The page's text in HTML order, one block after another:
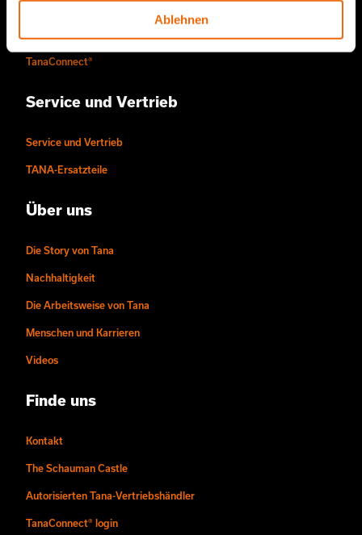
Ablehnen
TanaConnect®
Service und Vertrieb
Service und Vertrieb
TANA-Ersatzteile
Über uns
Die Story von Tana
Nachhaltigkeit
Die Arbeitsweise von Tana
Menschen und Karrieren
Videos
Finde uns
Kontakt
The Schauman Castle
Autorisierten Tana-Vertriebshändler
TanaConnect® login